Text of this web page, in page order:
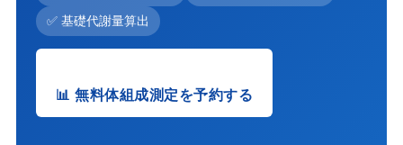
✅ 基礎代謝量算出
📊 無料体組成測定を予約する